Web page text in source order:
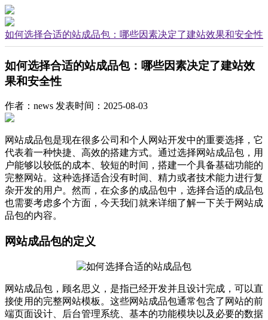
如何选择合适的站成品包：哪些因素决定了建站效果和安全性
如何选择合适的站成品包：哪些因素决定了建站效
果和安全性
作者：news 发表时间：2025-08-03
网站成品包是现在很多公司和个人网站开发中的重要选择，它
代表着一种快捷、高效的搭建方式。通过选择网站成品包，用
户能够以较低的成本、较短的时间，搭建一个具备基础功能的
完整网站。这种选择适合没有时间、精力或者技术能力进行复
杂开发的用户。然而，在众多的成品包中，选择合适的成品包
也需要考虑多个方面，今天我们就来详细了解一下关于网站成
品包的内容。
网站成品包的定义
网站成品包，顾名思义，是指已经开发并且设计完成，可以直
接使用的完整网站模板。这些网站成品包通常包含了网站的前
端页面设计、后台管理系统、基本的功能模块以及必要的数据